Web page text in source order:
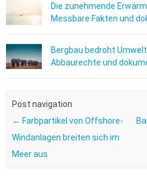
Die zunehmende
Messbare Fakten und
Bergbau bedroht Umwelt
Abbaurechte und
Post navigation
← Farbpartikel von Offshore-
Windanlagen breiten sich im
Meer aus